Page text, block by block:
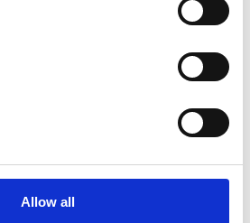
Allow all
à venir sur
à l’IA. Suivez votre CEI
les créances à temps.